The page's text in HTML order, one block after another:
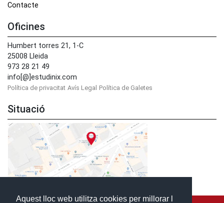
Aquest lloc web utilitza cookies per millorar l
Contacte
Oficines
Humbert torres 21, 1-C
25008 Lleida
973 28 21 49
info[@]estudinix.com
Política de privacitat Avís Legal Política de Galetes
Situació